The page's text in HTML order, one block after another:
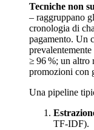
Tecniche non
– raggruppano
cronologia di
pagamento. Un
≥ 96 %; un altro
promozioni con
Una pipeline
TF‑IDF).